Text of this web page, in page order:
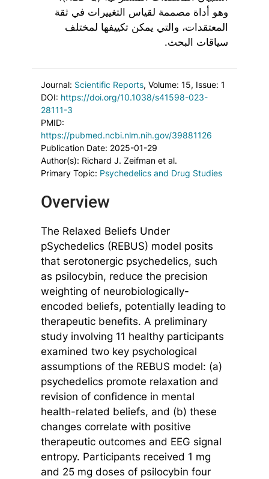
وهو أداة مصممة لقياس التغييرات في ثقة
المعتقدات، والتي يمكن تكييفها لمختلف
سياقات البحث.
Journal: Scientific Reports, Volume: 15, Issue: 1
DOI: https://doi.org/10.1038/s41598-023-
28111-3
PMID:
https://pubmed.ncbi.nlm.nih.gov/39881126
Publication Date: 2025-01-29
Author(s): Richard J. Zeifman et al.
Primary Topic: Psychedelics and Drug Studies
Overview
The Relaxed Beliefs Under
pSychedelics (REBUS) model posits
that serotonergic psychedelics, such
as psilocybin, reduce the precision
weighting of neurobiologically-
encoded beliefs, potentially leading to
therapeutic benefits. A preliminary
study involving 11 healthy participants
examined two key psychological
assumptions of the REBUS model: (a)
psychedelics promote relaxation and
revision of confidence in mental
health-related beliefs, and (b) these
changes correlate with positive
therapeutic outcomes and EEG signal
entropy. Participants received 1 mg
and 25 mg doses of psilocybin four